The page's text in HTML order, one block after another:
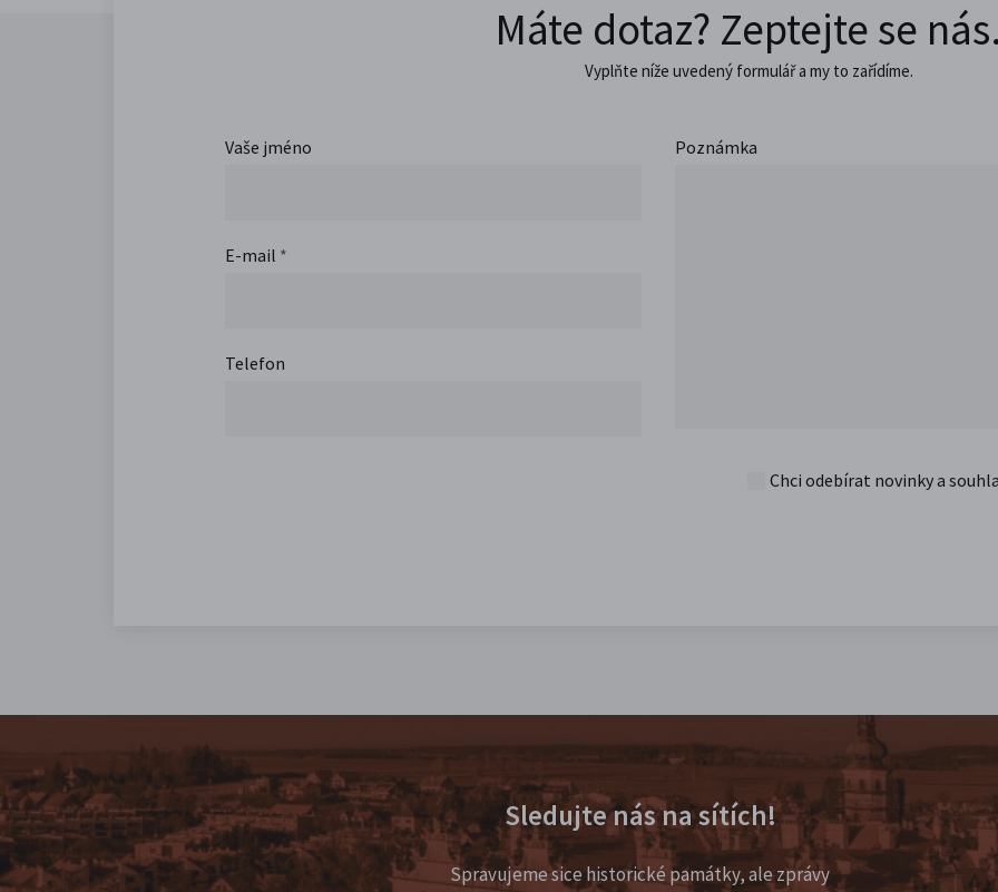
Máte dotaz? Zeptejte se
Vyplňte níže uvedený formulář a my to zařídíme.
Vaše jméno
E-mail *
Telefon
Poznámka
Chci odebírat novinky a
Sledujte nás na sítích!
Spravujeme sice historické památky, ale zprávy